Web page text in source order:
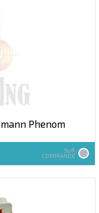
Phenom
SUR
COMMANDE